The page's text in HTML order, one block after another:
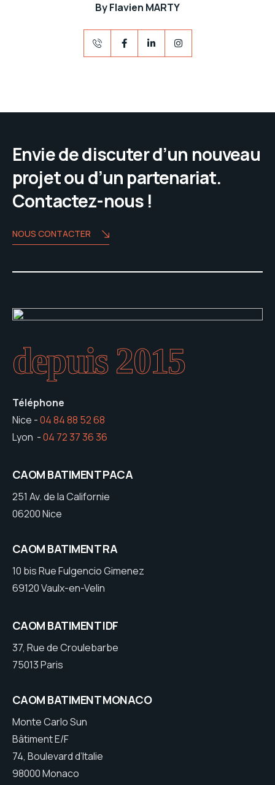
ByFlavien MARTY
Envie de discuter d’un nouveau
projet ou d’un partenariat.
Contactez-nous !
NOUS CONTACTER
depuis 2015
Téléphone
Nice -04 84 88 52 68
Lyon -04 72 37 36 36
CAOM BATIMENT PACA
251 Av. de la Californie
06200 Nice
CAOM BATIMENT RA
10 bis Rue Fulgencio Gimenez
69120 Vaulx-en-Velin
CAOM BATIMENT IDF
37, Rue de Croulebarbe
75013 Paris
CAOM BATIMENT MONACO
Monte Carlo Sun
Bâtiment E/F
74, Boulevard d’Italie
98000 Monaco